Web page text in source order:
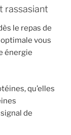
rassasiant
le repas de
vous
énergie
qu’elles
de